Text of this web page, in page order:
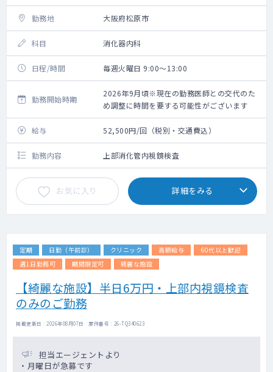
勤務地 大阪府松原市
科目 消化器内科
日程/時間 毎週火曜日 9:00～13:00
勤務開始時期
2026年9月頃※現在の勤務医師との交代のた
め調整に時間を要する可能性がございます
給与 52,500円/回（税別・交通費込）
勤務内容 上部消化管内視鏡検査
お気に入り 詳細をみる
定期 日勤（午前診） クリニック 高額給与
60代以上歓迎
週1日勤務可
期間限定可 綺麗な施設
【綺麗な施設】半日6万円・上部内視鏡検査
のみのご勤務
掲載更新日 : 2026年08月07日 案件番号 : 26-TQ340623
担当エージェントより
・月曜日が急募です